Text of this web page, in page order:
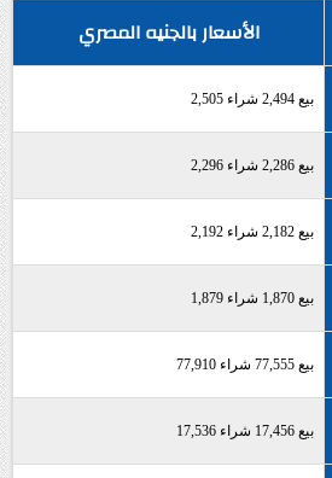
الأسعار بالجنيه المصري
بيع 2,494 شراء 2,505
بيع 2,286 شراء 2,296
بيع 2,182 شراء 2,192
بيع 1,870 شراء 1,879
بيع 77,555 شراء 77,910
بيع 17,456 شراء 17,536